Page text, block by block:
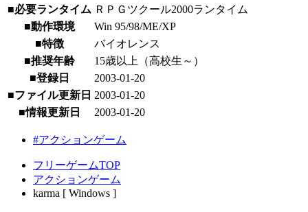
■必要ランタイム ＲＰＧツクール2000ランタイム
■動作環境
Win 95/98/ME/XP
■特徴
バイオレンス
■推奨年齢
15歳以上（高校生～）
■登録日
2003-01-20
■ファイル更新日 2003-01-20
■情報更新日
2003-01-20
#アクションゲーム
フリーゲームTOP
アクションゲーム
karma [ Windows ]